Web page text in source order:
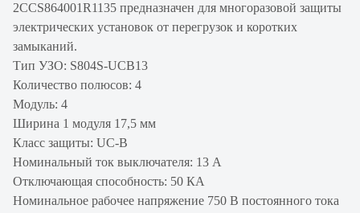
2CCS864001R1135 предназначен для многоразовой защиты
электрических установок от перегрузок и коротких
замыканий.
Тип УЗО: S804S-UCB13
Количество полюсов: 4
Модуль: 4
Ширина 1 модуля 17,5 мм
Класс защиты: UC-B
Номинальный ток выключателя: 13 А
Отключающая способность: 50 КА
Номинальное рабочее напряжение 750 В постоянного тока